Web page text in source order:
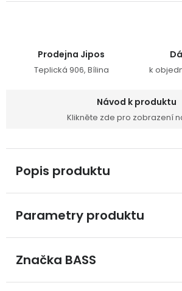
Podmínky ochrany osobních údajů
Prodejna Jipos
Teplická 906, Bílina k
Návod k produktu
Klikněte zde pro zobrazení
Popis produktu
Parametry produktu
Značka BASS